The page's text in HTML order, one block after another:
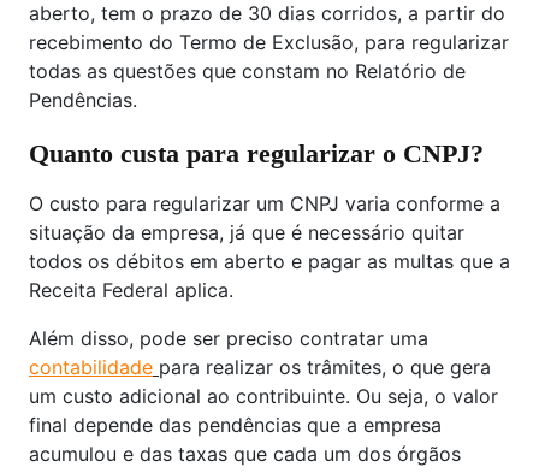
aberto, tem o prazo de 30 dias corridos, a partir do
recebimento do Termo de Exclusão, para regularizar
todas as questões que constam no Relatório de
Pendências.
Quanto custa para regularizar o CNPJ?
O custo para regularizar um CNPJ varia conforme a
situação da empresa, já que é necessário quitar
todos os débitos em aberto e pagar as multas que a
Receita Federal aplica.
Além disso, pode ser preciso contratar uma
contabilidade para realizar os trâmites, o que gera
um custo adicional ao contribuinte. Ou seja, o valor
final depende das pendências que a empresa
acumulou e das taxas que cada um dos órgãos